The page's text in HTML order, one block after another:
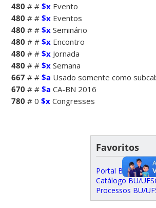
480 # #$x Evento
480 # #$x Eventos
480 # #$x Seminário
480 # #$x Encontro
480 # #$x Jornada
480 # #$x Semana
667 # #$a Usado somente como
670 # #$a CA-BN 2016
780 # 0$x Congresses
Favoritos
Portal BU/UFSC
Catálogo BU/
Processos BU/